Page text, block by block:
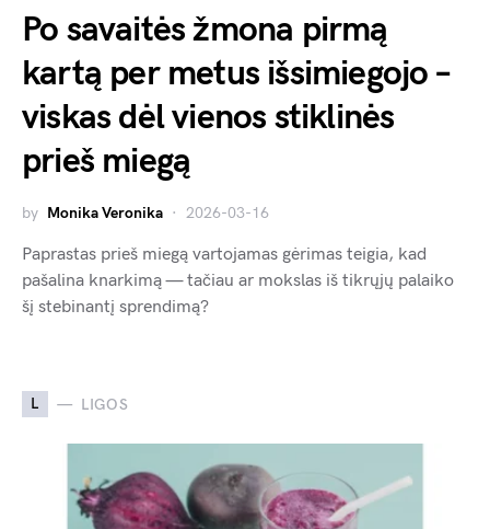
Po savaitės žmona pirmą
kartą per metus išsimiegojo –
viskas dėl vienos stiklinės
prieš miegą
by Monika Veronika 2026-03-16
Paprastas prieš miegą vartojamas gėrimas teigia, kad
pašalina knarkimą — tačiau ar mokslas iš tikrųjų palaiko
šį stebinantį sprendimą?
L LIGOS